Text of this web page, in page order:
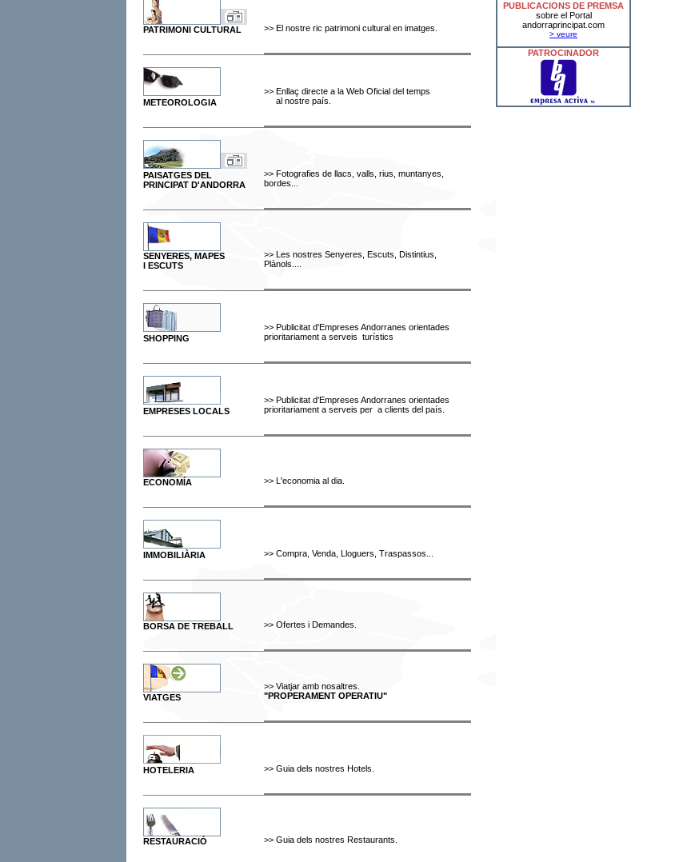
PATRIMONI CULTURAL >> El nostre ric patrimoni cultural en imatges
METEOROLOGIA
>> Enllaç directe a la Web Oficial del temps
al nostre país.
PAISATGES DEL
PRINCIPAT D'ANDORRA
>> Fotografies de llacs, valls, rius, muntanyes,
bordes...
SENYERES, MAPES
I ESCUTS
>> Les nostres Senyeres, Escuts, Distintius,
Plànols....
SHOPPING
>> Publicitat d'Empreses Andorranes orientades
prioritariament a serveis turístics
EMPRESES LOCALS
>> Publicitat d'Empreses Andorranes orientades
prioritariament a serveis per a clients del país
ECONOMÍA >> L'economia al dia
IMMOBILIÀRIA >> Compra, Venda, Lloguers, Traspassos...
BORSA DE TREBALL >> Ofertes i Demandes.
VIATGES
>> Viatjar amb nosaltres
"PROPERAMENT OPERATIU"
HOTELERIA >> Guia dels nostres Hotels
RESTAURACIÓ >> Guia dels nostres Restaurants
PUBLICACIONS DE PREMSA
sobre el Portal
andorraprincipat.com
> veure
PATROCINADOR